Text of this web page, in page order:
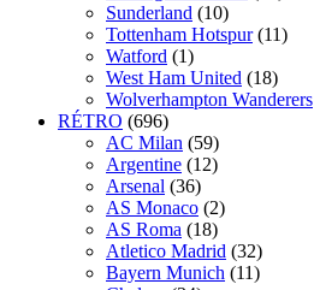
Sunderland (10)
Tottenham Hotspur (11)
Watford (1)
West Ham United (18)
Wolverhampton Wanderers
RÉTRO (696)
AC Milan (59)
Argentine (12)
Arsenal (36)
AS Monaco (2)
AS Roma (18)
Atletico Madrid (32)
Bayern Munich (11)